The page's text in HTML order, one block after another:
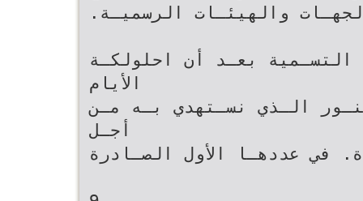
‫كل الجهـات والهيئـات الرسميـة‪.‬‬
بعـد أن احلولكـة
الأيام‬
الـذي نسـتهدي بـه مـن
أجـل‬
‫بنـاء دولـة جزائريـة جديـدة‪ .‬في عددهـا الأول الصـادرة‬